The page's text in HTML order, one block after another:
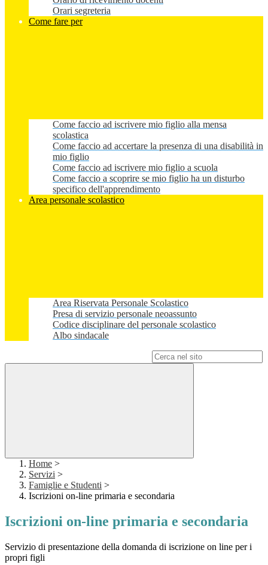
Orari segreteria
Come fare per
Come faccio ad iscrivere mio figlio alla mensa
scolastica
Come faccio ad accertare la presenza di una disabilità in
mio figlio
Come faccio ad iscrivere mio figlio a scuola
Come faccio a scoprire se mio figlio ha un disturbo
specifico dell'apprendimento
Area personale scolastico
Area Riservata Personale Scolastico
Presa di servizio personale neoassunto
Codice disciplinare del personale scolastico
Albo sindacale
Home >
Servizi >
Famiglie e Studenti >
Iscrizioni on-line primaria e secondaria
Iscrizioni on-line primaria e secondaria
Servizio di presentazione della domanda di iscrizione on line per i
propri figli